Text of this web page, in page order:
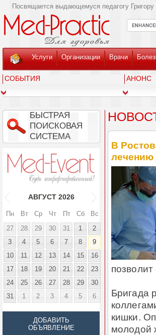
Посвящается выдающемуся педагогу
Услуги Организации Врачи
СОБЫТИЯ АНОНС
БЫСТРАЯ
ПОИСКОВАЯ
СИСТЕМА
АВГУСТ 2026
Пн Вт Ср Чт Пт Сб
Вс
27
28 29 30 31 1
2
3
4 5 6 7 8
9
10
11 12 13 14 15
16
17
18 19 20 21 22
23
24
25 26 27 28 29
30
31
1 2 3 4 5 6
ДОБАВИТЬ
ОБЪЯВЛЕНИЕ
В
лечению
Бригада
кишки.
молодой